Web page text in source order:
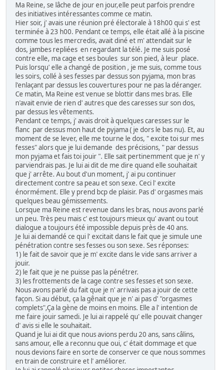
Ma Reine, se lâche de jour en jour,elle peut parfois prendre
des initiatives intéressantes comme ce matin.
Hier soir, j' avais une réunion pré électorale à 18h00 qui s' est
terminée à 23 h00. Pendant ce temps, elle était allé à la piscine
comme tous les mercredis, avait diné et m' attendait sur le
dos, jambes repliées en regardant la télé. Je me suis posé
contre elle, ma cage et ses boules sur son pied, à leur place.
Puis lorsqu' elle a changé de position , je me suis, comme tous
les soirs, collé à ses fesses par dessus son pyjama, mon bras
l'enlaçant par dessus les couvertures pour ne pas la déranger.
Ce matin, Ma Reine est venue se blottir dans mes bras. Elle
n'avait envie de rien d' autres que des caresses sur son dos,
par dessus les vêtements.
Pendant ce temps, j' avais droit à quelques caresses sur le
flanc par dessus mon haut de pyjama ( je dors le bas nu). Et, au
moment de se lever, elle me tourne le dos, " excite toi sur mes
fesses" alors que je lui demande des précisions, " par dessus
mon pyjama et fais toi jouir ". Elle sait pertinemment que je n' y
parviendrais pas. Je lui ai dit de me dire quand elle souhaitait
que j' arrête. Au bout d'un moment, j' ai pu continuer
directement contre sa peau et son sexe. Ceci l' excite
énormément. Elle y prend bcp de plaisir. Pas d' orgasmes mais
quelques beau gémissements.
Lorsque ma Reine est revenue dans les bras, nous avons parlé
un peu. Très peu mais c' est toujours mieux qu' avant ou tout
dialogue a toujours été impossible depuis près de 40 ans.
Je lui ai demandé ce qui l' excitait dans le fait que je simule une
pénétration contre ses fesses ou son sexe. Ses réponses:
1) le fait de savoir que je m' excite dans le vide sans arriver a
jouir.
2) le fait que je ne puisse pas la pénétrer.
3) les frottements de la cage contre ses fesses et son sexe.
Nous avons parlé du fait que je n' arrivais pas a jouir de cette
façon. Si au début, ça la gênait que je n' ai pas d' "orgasmes
complets",Ça la gène de moins en moins. Elle a l' intention de
me faire jouir samedi. Je lui ai rappelé qu' elle pouvait changer
d' avis si elle le souhaitait.
Quand je lui ai dit que nous avions perdu 20 ans, sans câlins,
sans amour, elle a reconnu que oui, c' était dommage et que
nous devions faire en sorte de conserver ce que nous sommes
en train de construire et l' améliorer.